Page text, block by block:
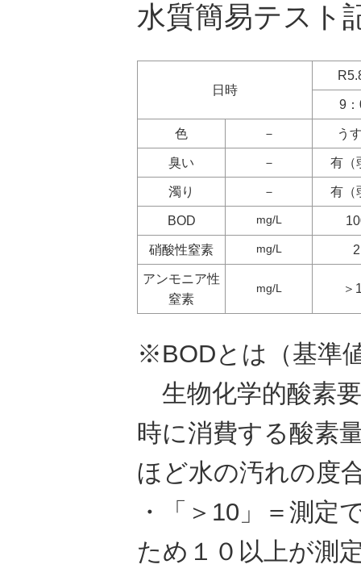
水質簡易テスト
日時
9
色 － う
臭い － 有（
濁り － 有（
BOD mg/L
硝酸性窒素 mg/L 2
アンモニア性
窒素
mg/L ＞
※BODとは（基準
生物化学的酸素
時に消費する酸素
ほど水の汚れの度
・「＞10」＝測定
ため１０以上が測